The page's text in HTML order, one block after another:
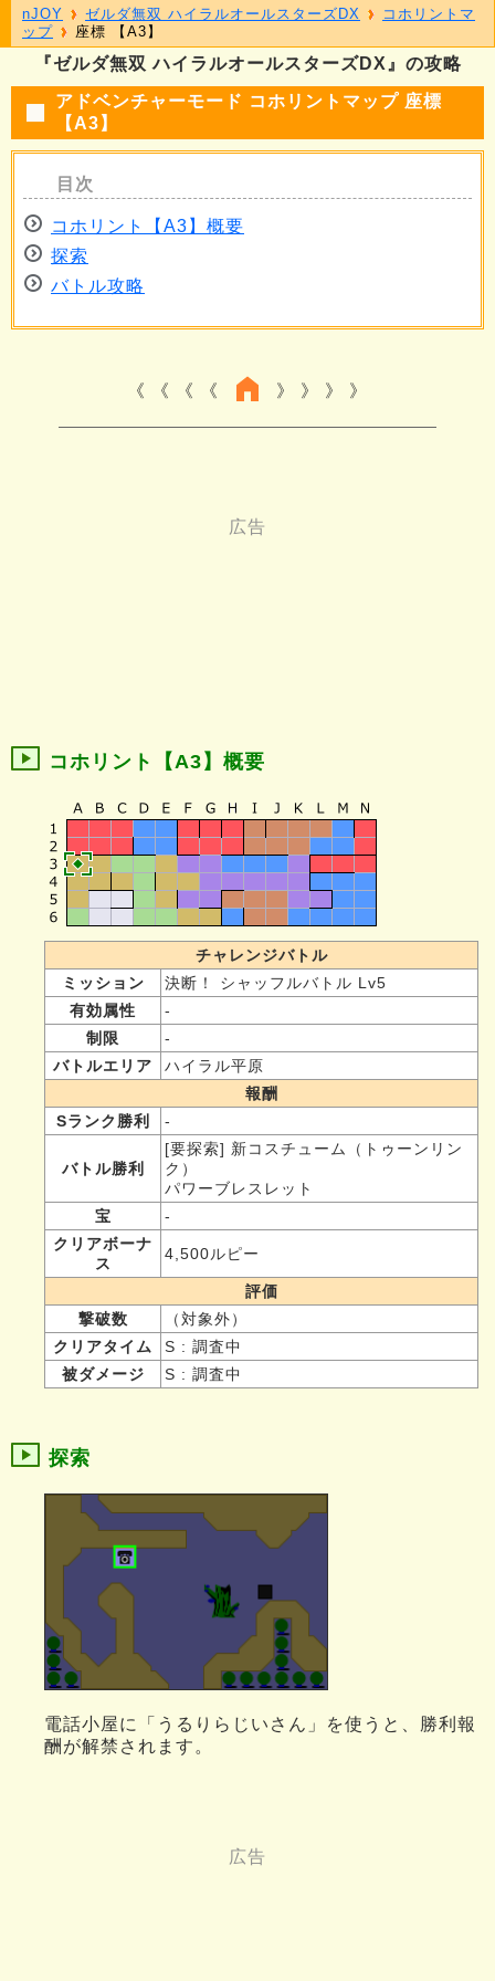
『ゼルダ無双 ハイラルオールスターズDX』の攻略
アドベンチャーモード コホリントマップ 座標
【A3】
コホリント【A3】概要
探索
バトル攻略
《 《 《 》 》 》
コホリント【A3】概要
チャレンジバトル
ミッション
決断！ シャッフルバトル Lv5
有効属性
-
制限
-
バトルエリア
ハイラル平原
報酬
Sランク勝利
-
バトル勝利
[要探索] 新コスチューム（トゥーンリン
ク）
パワーブレスレット
宝
-
クリアボーナ
ス
4,500ルピー
評価
撃破数
（対象外）
クリアタイム
S : 調査中
被ダメージ
S : 調査中
探索
電話小屋に「うるりらじいさん」を使うと、勝利報
酬が解禁されます。
nJOY ゼルダ無双 ハイラルオールスターズDX
コホリントマ
ップ
座標 【A3】